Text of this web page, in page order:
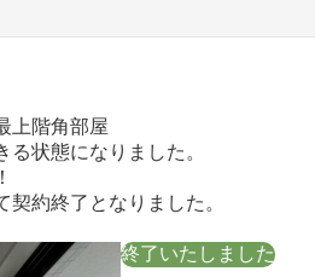
上階角部屋
状態になりました。
約終了となりました。
終了いたしました